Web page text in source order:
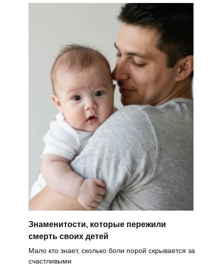
Знаменитости, которые пережили
смерть своих детей
Мало кто знает, сколько боли порой скрывается за
счастливыми